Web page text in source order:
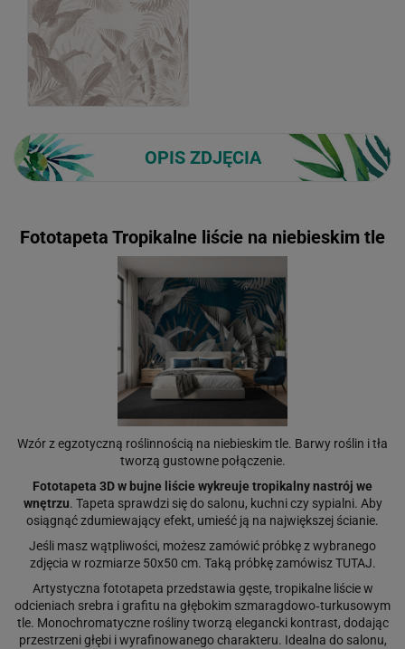
OPIS ZDJĘCIA
Fototapeta Tropikalne liście na niebieskim tle
Wzór z egzotyczną roślinnością na niebieskim tle. Barwy roślin i tła
tworzą gustowne połączenie.
Fototapeta 3D w bujne liście wykreuje tropikalny nastrój we
wnętrzu. Tapeta sprawdzi się do salonu, kuchni czy sypialni. Aby
osiągnąć zdumiewający efekt, umieść ją na największej ścianie.
Jeśli masz wątpliwości, możesz zamówić próbkę z wybranego
zdjęcia w rozmiarze 50x50 cm. Taką próbkę zamówiszTUTAJ.
Artystyczna fototapeta przedstawia gęste, tropikalne liście w
odcieniach srebra i grafitu na głębokim szmaragdowo‑turkusowym
tle. Monochromatyczne rośliny tworzą elegancki kontrast, dodając
przestrzeni głębi i wyrafinowanego charakteru. Idealna do salonu,